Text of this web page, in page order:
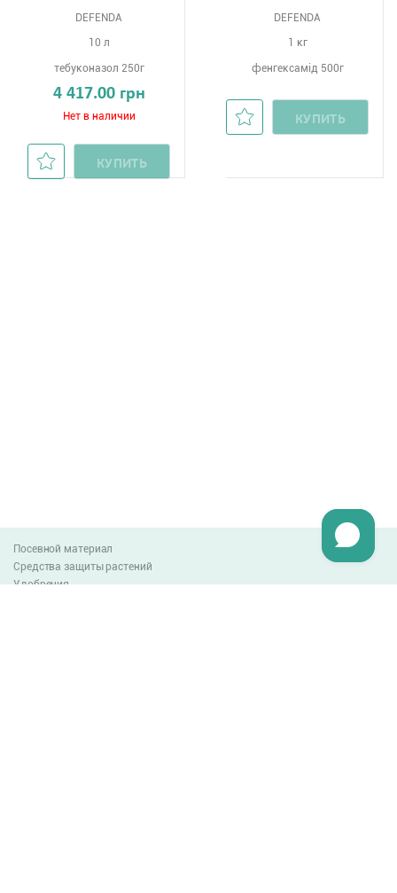
DEFENDA
10 л
тебуконазол 250г
4 417.00 грн
Нет в наличии
КУПИТЬ
DEFENDA
1 кг
фенгексамід 500г
КУПИТЬ
Посевной материал
Средства защиты растений
Удобрения